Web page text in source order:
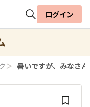
検索
ログイン
＞ 暑いですが、みなさ